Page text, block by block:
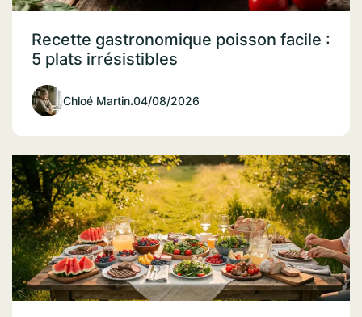
Recette gastronomique poisson facile :
5 plats irrésistibles
Chloé Martin.04/08/2026